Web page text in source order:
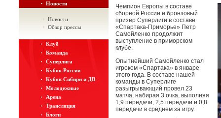
Новости
Новости
Обзор прессы
Клуб
Команда
Суперлига
Кубок России
Кубок Сибири и ДВ
Молодежные
Арена
Трансляция
Блоги
Чемпион Европы в составе
сборной России и бронзовый
призер Суперлиги в составе
«Спартака-Приморье» Петр
Самойленко продолжит
выступление в приморском
клубе.
Опытнейший Самойленко стал
игроком «Спартака» в январе
этого года. В составе нашей
команды в Суперлиге
разыгрывающий провел 23
матча, набирая 3 очка, выполняя
1,9 передачи, 2,5 передачи и 0,8
передачи в среднем за игру.